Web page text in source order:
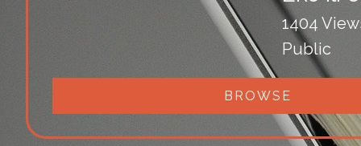
1404
Public
BROWSE